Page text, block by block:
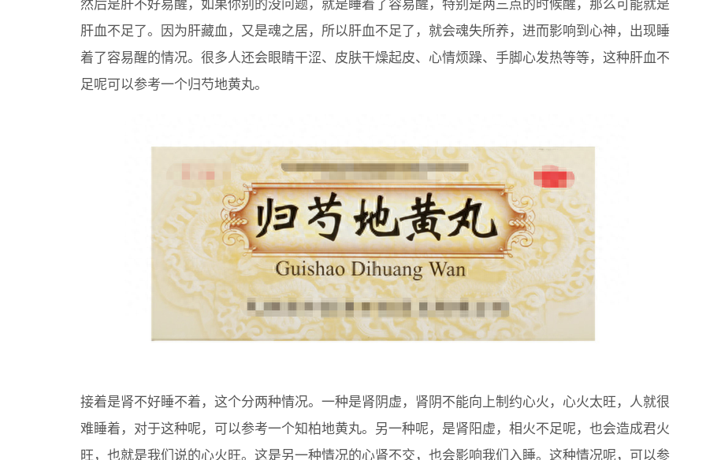
然后是肝不好易醒，如果你别的没问题，就是睡着了容易醒，特别是两三点的时候醒，那么可能就是
肝血不足了。因为肝藏血，又是魂之居，所以肝血不足了，就会魂失所养，进而影响到心神，出现睡
着了容易醒的情况。很多人还会眼睛干涩、皮肤干燥起皮、心情烦躁、手脚心发热等等，这种肝血不
足呢可以参考一个归芍地黄丸。
接着是肾不好睡不着，这个分两种情况。一种是肾阴虚，肾阴不能向上制约心火，心火太旺，人就很
难睡着，对于这种呢，可以参考一个知柏地黄丸。另一种呢，是肾阳虚，相火不足呢，也会造成君火
旺，也就是我们说的心火旺。这是另一种情况的心肾不交，也会影响我们入睡。这种情况呢，可以参